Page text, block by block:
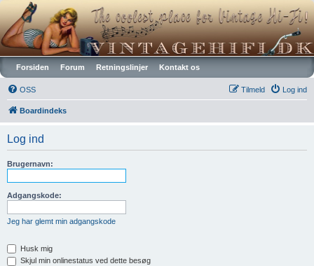
Vintagehifi.dk
Forsiden Forum Retningslinjer Kontakt os
OSS Log ind
Tilmeld
Boardindeks
Log ind
Brugernavn:
Adgangskode:
Jeg har glemt min adgangskode
Husk mig
Skjul min onlinestatus ved dette besøg